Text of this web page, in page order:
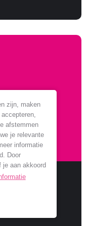
zijn, maken
afstemmen
je relevante
informatie
Door
je aan akkoord
onze club.